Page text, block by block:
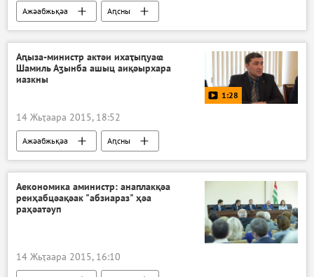
Ажәабжьқәа Аԥсны
Аԥыза-министр актәи ихаҭыԥуаҩ
Шамиль Аӡынба ашыц аиқәырхара
иазкны
1:28
14 Жьҭаара 2015, 18:52
Ажәабжьқәа
Аԥсны
Авидеонҵамҭақәа
Аекономика аминистр: анаплакқәа
реиҳабцәақәак "абзиараз" ҳәа
раҳәатәуп
14 Жьҭаара 2015, 16:10